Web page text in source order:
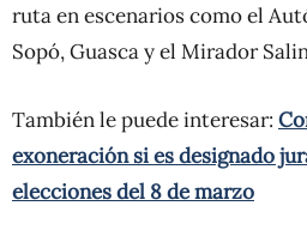
ruta en escenarios como el
Sopó, Guasca y el Mirador
También le puede interesar:
exoneración si es designado
elecciones del 8 de marzo